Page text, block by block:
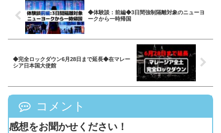
◆体験談：前編◆3日間強制隔離対象のニューヨ
ークから一時帰国
◆完全ロックダウン6月28日まで延長◆在マレー
シア日本国大使館
コメント
感想をお聞かせください！